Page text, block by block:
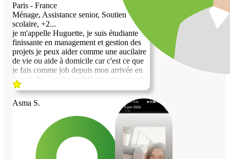
Paris - France
Ménage, Assistance senior, Soutien
scolaire, +2...
je m'appelle Huguette, je suis étudiante
finissante en management et gestion des
projets je peux aider comme une aucilaire
de vie ou aide à domicile car c'est ce que
je fais comme job depuis mon arrivée en
france, Je cherche un hébergement proche
de paris ou aux alentours à partir du 10
respectueuse et laborieuse.
Asma S.